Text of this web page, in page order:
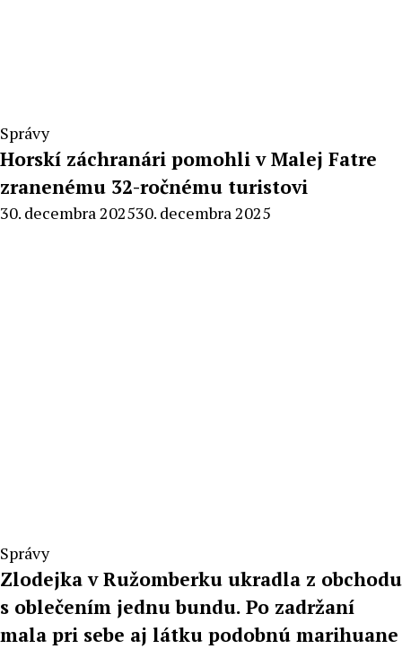
Správy
Horskí záchranári pomohli v Malej Fatre
zranenému 32-ročnému turistovi
By
30. decembra 202530. decembra 2025
Správy
Zlodejka v Ružomberku ukradla z obchodu
s oblečením jednu bundu. Po zadržaní
mala pri sebe aj látku podobnú marihuane